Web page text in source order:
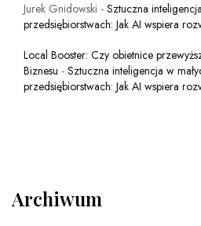
Jurek Gnidowski - Sztuczna
przedsiębiorstwach: Jak AI wspiera
Local Booster: Czy obietnice
Biznesu - Sztuczna inteligencja w
przedsiębiorstwach: Jak AI wspiera
Archiwum